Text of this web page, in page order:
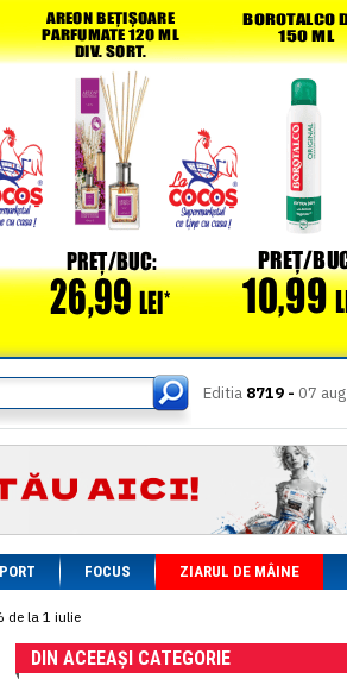
Editia 8719 - 07 aug
FOCUS ZIARUL DE MÂINE
de la 1 iulie
DIN ACEEAȘI CATEGORIE